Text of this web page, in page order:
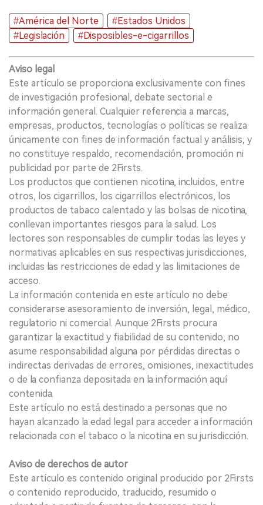
#América del Norte
#Estados Unidos
#Legislación
#Disposibles-e-cigarrillos
Aviso legal
Este artículo se proporciona exclusivamente con fines
de investigación profesional, debate sectorial e
información general. Cualquier referencia a marcas,
empresas, productos, tecnologías o políticas se realiza
únicamente con fines de información factual y análisis, y
no constituye respaldo, recomendación, promoción ni
publicidad por parte de 2Firsts.
Los productos que contienen nicotina, incluidos, entre
otros, los cigarrillos, los cigarrillos electrónicos, los
productos de tabaco calentado y las bolsas de nicotina,
conllevan importantes riesgos para la salud. Los
lectores son responsables de cumplir todas las leyes y
normativas aplicables en sus respectivas jurisdicciones,
incluidas las restricciones de edad y las limitaciones de
acceso.
La información contenida en este artículo no debe
considerarse asesoramiento de inversión, legal, médico,
regulatorio ni comercial. Aunque 2Firsts procura
garantizar la exactitud y fiabilidad de su contenido, no
asume responsabilidad alguna por pérdidas directas o
indirectas derivadas de errores, omisiones, inexactitudes
o de la confianza depositada en la información aquí
contenida.
Este artículo no está destinado a personas que no
hayan alcanzado la edad legal para acceder a información
relacionada con el tabaco o la nicotina en su jurisdicción.
Aviso de derechos de autor
Este artículo es contenido original producido por 2Firsts
o contenido reproducido, traducido, resumido o